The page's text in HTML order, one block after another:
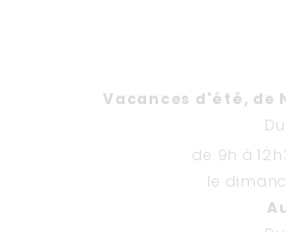
Vacances d'été, de
de 9h à
le